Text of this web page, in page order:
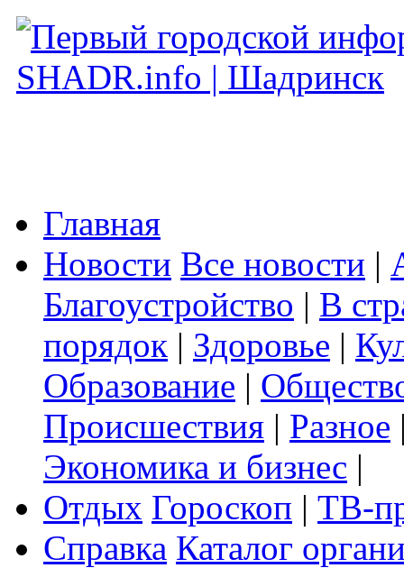
Главная
Новости Все новости |
Благоустройство | В
порядок | Здоровье |
Образование |
Происшествия | Разное
Экономика и бизнес |
Отдых Гороскоп | ТВ-
Справка Каталог